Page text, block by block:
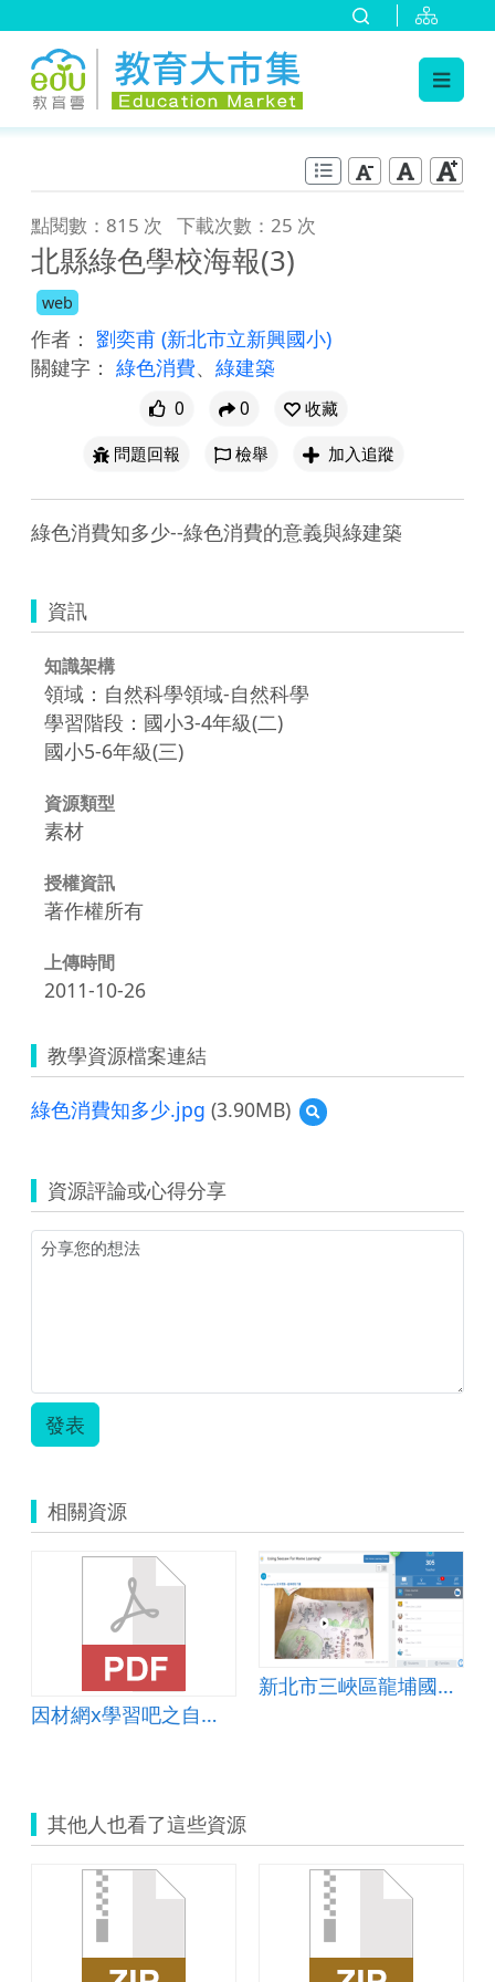
點閱數：815 次 下載次數：25 次
北縣綠色學校海報(3)
web
作者： 劉奕甫 (新北市立新興國小)
關鍵字： 綠色消費、 綠建築
0 0
收藏
問題回報
檢舉 加入追蹤
綠色消費知多少--綠色消費的意義與綠建築
資訊
知識架構
領域：自然科學領域-自然科學
學習階段：國小3-4年級(二)
國小5-6年級(三)
資源類型
素材
授權資訊
著作權所有
上傳時間
2011-10-26
教學資源檔案連結
綠色消費知多少.jpg (3.90MB)
預
覽
費
知
資源評論或心得分享
發表
相關資源
因材網x學習吧之自主學習課堂，以摘錄段落大意為例
新北市三峽區龍埔國民小學科技輔助學習-資訊閱讀跨領域教案
其他人也看了這些資源